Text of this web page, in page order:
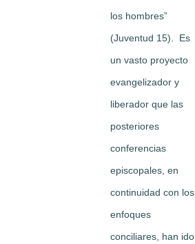
los hombres”
(Juventud 15). Es
un vasto proyecto
evangelizador y
liberador que las
posteriores
conferencias
episcopales, en
continuidad con los
enfoques
conciliares, han ido